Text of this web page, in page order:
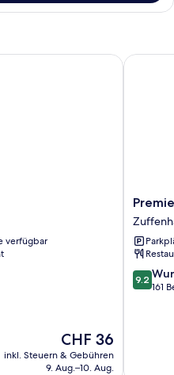
verfügbar
Der
Preis
beträgt
CHF 36
inkl. Steuern & Gebühren
9. Aug.–10. Aug.
Premier
Inn
9.2
von
9.2
161
Premier